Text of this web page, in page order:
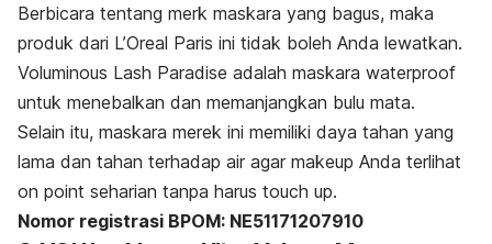
Berbicara tentang merk maskara yang bagus, maka
produk dari L’Oreal Paris ini tidak boleh Anda lewatkan.
Voluminous Lash Paradise adalah maskara waterproof
untuk menebalkan dan memanjangkan bulu mata.
Selain itu, maskara merek ini memiliki daya tahan yang
lama dan tahan terhadap air agar makeup Anda terlihat
on point seharian tanpa harus touch up.
Nomor registrasi BPOM: NE51171207910